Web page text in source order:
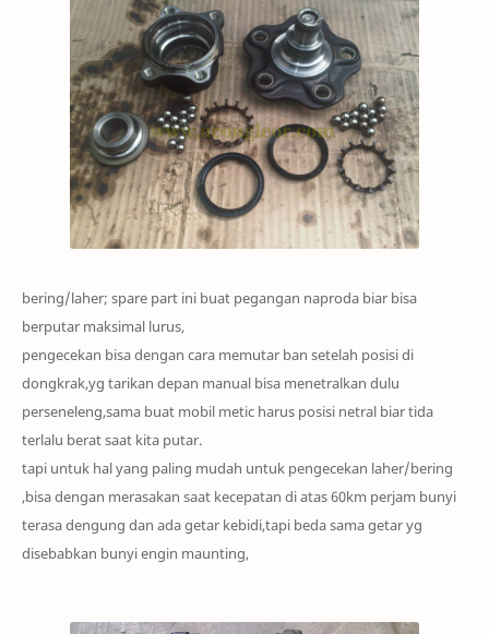
bering/laher; spare part ini buat pegangan naproda biar bisa
berputar maksimal lurus,
pengecekan bisa dengan cara memutar ban setelah posisi di
dongkrak,yg tarikan depan manual bisa menetralkan dulu
perseneleng,sama buat mobil metic harus posisi netral biar tida
terlalu berat saat kita putar.
tapi untuk hal yang paling mudah untuk pengecekan laher/bering
,bisa dengan merasakan saat kecepatan diatas 60km perjam bunyi
terasa dengung dan ada getar kebidi,tapi beda sama getar yg
disebabkan bunyi engin maunting,